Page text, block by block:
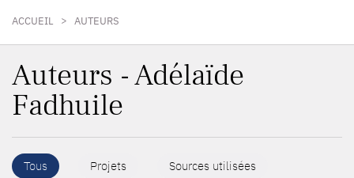
ACCUEIL > AUTEURS
Auteurs - Adélaïde
Fadhuile
Tous Projets Sources utilisées